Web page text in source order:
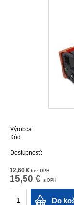
Výrobca:
Kód:
Dostupnosť:
12,60 € bez DPH
15,50 € s DPH
Do